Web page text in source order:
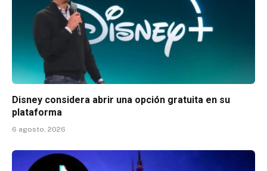
Disney considera abrir una opción gratuita en su
plataforma
6 agosto, 2026